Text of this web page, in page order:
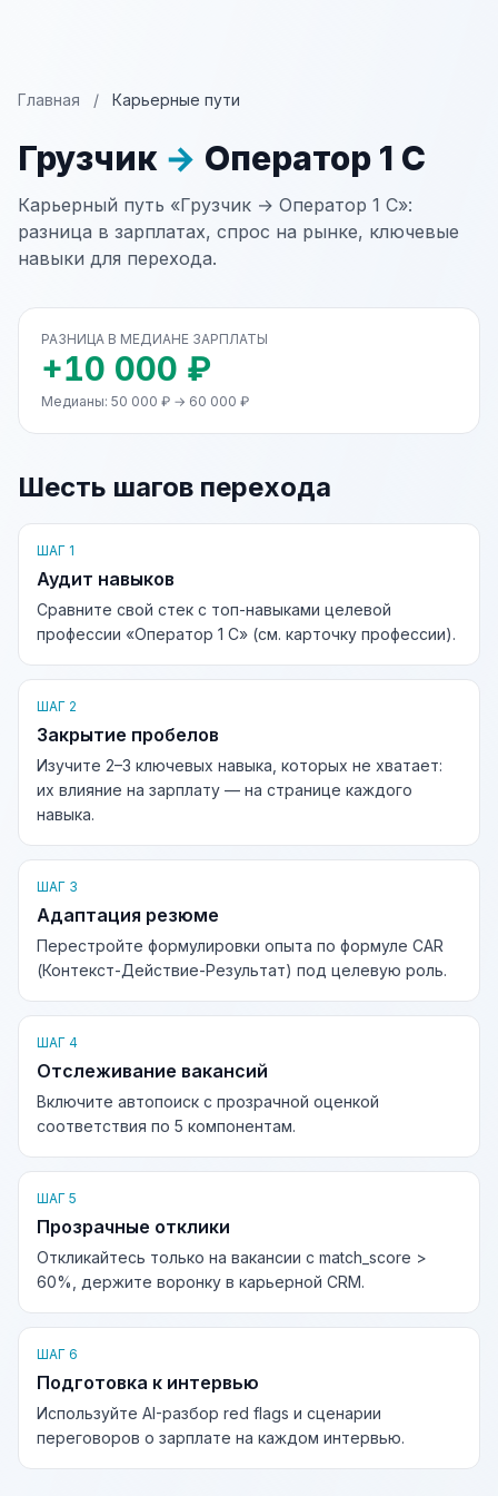
Главная / Карьерные пути
Грузчик → Оператор 1 С
Карьерный путь «Грузчик → Оператор 1 С»:
разница в зарплатах, спрос на рынке, ключевые
навыки для перехода.
РАЗНИЦА В МЕДИАНЕ ЗАРПЛАТЫ
+10 000 ₽
Медианы: 50 000 ₽ → 60 000 ₽
Шесть шагов перехода
ШАГ 1
Аудит навыков
Сравните свой стек с топ-навыками целевой
профессии «Оператор 1 С» (см. карточку профессии).
ШАГ 2
Закрытие пробелов
Изучите 2–3 ключевых навыка, которых не хватает:
их влияние на зарплату — на странице каждого
навыка.
ШАГ 3
Адаптация резюме
Перестройте формулировки опыта по формуле CAR
(Контекст-Действие-Результат) под целевую роль.
ШАГ 4
Отслеживание вакансий
Включите автопоиск с прозрачной оценкой
соответствия по 5 компонентам.
ШАГ 5
Прозрачные отклики
Откликайтесь только на вакансии с match_score >
60%, держите воронку в карьерной CRM.
ШАГ 6
Подготовка к интервью
Используйте AI-разбор red flags и сценарии
переговоров о зарплате на каждом интервью.